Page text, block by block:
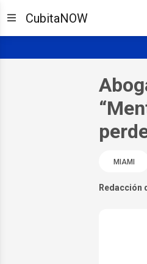
CubitaNOW
MIAMI
Redacción